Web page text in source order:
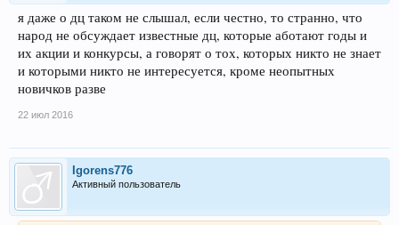
я даже о дц таком не слышал, если честно, то странно, что
народ не обсуждает известные дц, которые аботают годы и
их акции и конкурсы, а говорят о тох, которых никто не знает
и которыми никто не интересуется, кроме неопытных
новичков разве
22 июл 2016
Igorens776
Активный пользователь